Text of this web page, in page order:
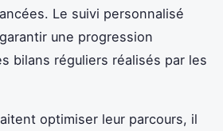
Le suivi personnalisé
une progression
bilans réguliers réalisés par les
optimiser leur parcours, il